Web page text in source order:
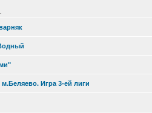
м.Беляево. Игра 3-ей лиги